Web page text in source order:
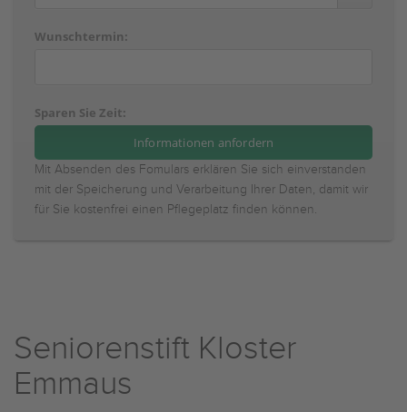
Wunschtermin:
Sparen Sie Zeit:
Mit Absenden des Fomulars erklären Sie sich einverstanden
mit der Speicherung und Verarbeitung Ihrer Daten, damit wir
für Sie kostenfrei einen Pflegeplatz finden können.
Seniorenstift Kloster
Emmaus